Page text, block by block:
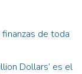
de toda
Dollars’ es el